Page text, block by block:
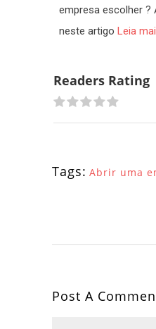
empresa escolher ?
neste artigo Leia
Readers Rating
No Rating Yet!
Tags: Abrir uma
Post A